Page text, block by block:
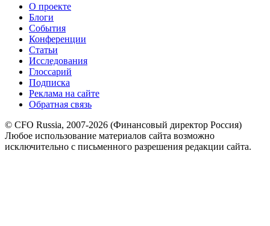
О проекте
Блоги
События
Конференции
Статьи
Исследования
Глоссарий
Подписка
Реклама на сайте
Обратная связь
© CFO Russia, 2007-2026 (Финансовый директор Россия)
Любое использование материалов сайта возможно
исключительно с письменного разрешения редакции сайта.